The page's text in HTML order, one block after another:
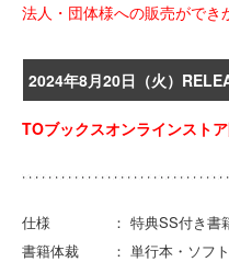
法人・団体様への販売ができ
2024年8月20日（火）
TOブックスオンラインスト
仕様 ： 特典SS付き書籍
書籍体裁 ： 単行本・ソフト